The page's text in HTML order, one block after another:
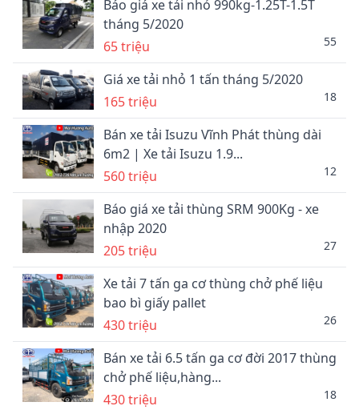
Báo giá xe tải nhỏ 990kg-1.25T-1.5T
tháng 5/2020
65 triệu
55
Giá xe tải nhỏ 1 tấn tháng 5/2020
165 triệu
18
Bán xe tải Isuzu Vĩnh Phát thùng dài
6m2 | Xe tải Isuzu 1.9...
560 triệu
12
Báo giá xe tải thùng SRM 900Kg - xe
nhập 2020
205 triệu
27
Xe tải 7 tấn ga cơ thùng chở phế liệu
bao bì giấy pallet
430 triệu
26
Bán xe tải 6.5 tấn ga cơ đời 2017 thùng
chở phế liệu,hàng...
430 triệu
18